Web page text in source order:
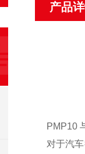
产品
PMP10
对于汽